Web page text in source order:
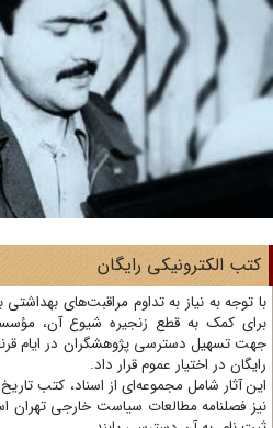
الکترونیکی رایگان
کمک به قطع زنجیره شیوع آن،
تسهیل دسترسی پژوهشگران در ایام
در اختیار عموم قرار داد.
آثار شامل مجموعه‌ای از اسناد، کتب تاریخ
فصلنامه مطالعات سیاست خارجی تهران